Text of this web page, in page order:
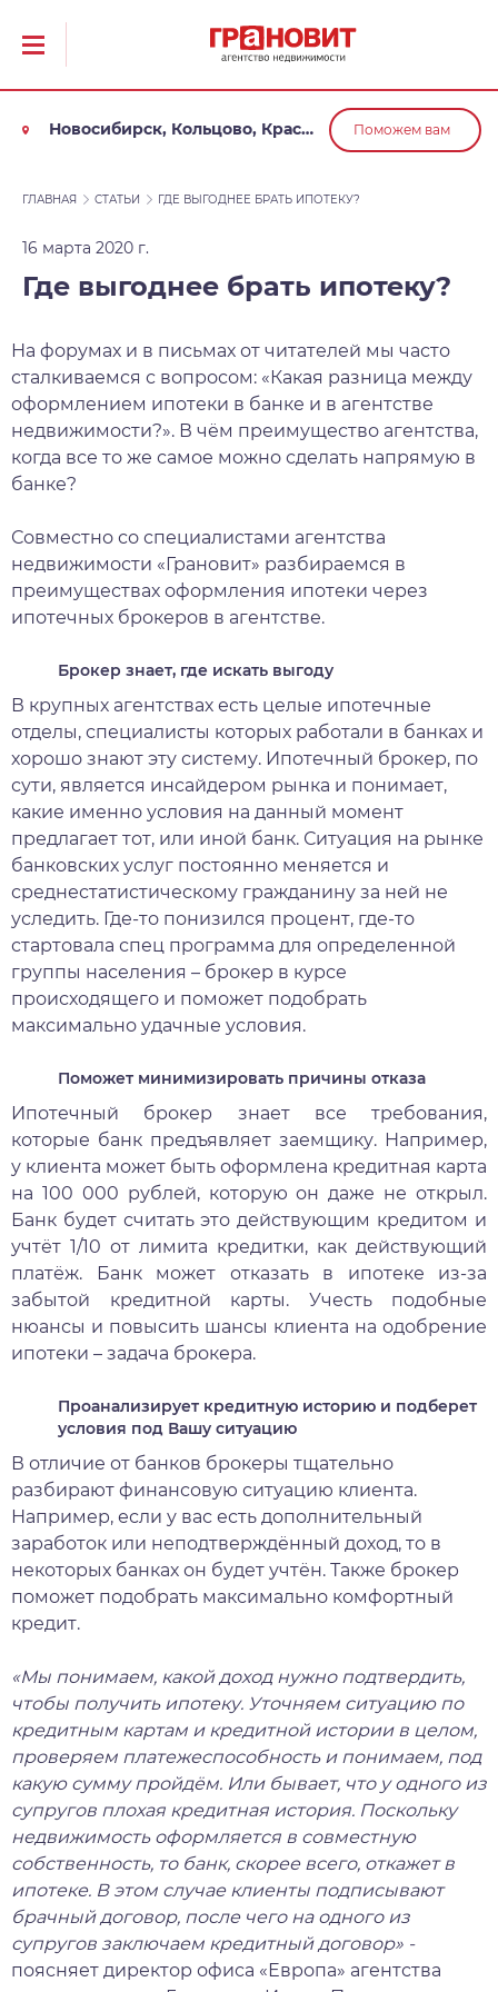
Новосибирск, Кольцово, Краснообск, Обь Поможем вам
ГЛАВНАЯ СТАТЬИ ГДЕ ВЫГОДНЕЕ БРАТЬ ИПОТЕКУ?
16 марта 2020 г.
Где выгоднее брать ипотеку?
На форумах и в письмах от читателей мы часто
сталкиваемся с вопросом: «Какая разница между
оформлением ипотеки в банке и в агентстве
недвижимости?». В чём преимущество агентства,
когда все то же самое можно сделать напрямую в
банке?
Совместно со специалистами агентства
недвижимости «Грановит» разбираемся в
преимуществах оформления ипотеки через
ипотечных брокеров в агентстве.
Брокер знает, где искать выгоду
В крупных агентствах есть целые ипотечные
отделы, специалисты которых работали в банках и
хорошо знают эту систему. Ипотечный брокер, по
сути, является инсайдером рынка и понимает,
какие именно условия на данный момент
предлагает тот, или иной банк. Ситуация на рынке
банковских услуг постоянно меняется и
среднестатистическому гражданину за ней не
уследить. Где-то понизился процент, где-то
стартовала спец программа для определенной
группы населения – брокер в курсе
происходящего и поможет подобрать
максимально удачные условия.
Поможет минимизировать причины отказа
Ипотечный брокер знает все требования,
которые банк предъявляет заемщику. Например,
у клиента может быть оформлена кредитная карта
на 100 000 рублей, которую он даже не открыл.
Банк будет считать это действующим кредитом и
учтёт 1/10 от лимита кредитки, как действующий
платёж. Банк может отказать в ипотеке из-за
забытой кредитной карты. Учесть подобные
нюансы и повысить шансы клиента на одобрение
ипотеки – задача брокера.
Проанализирует кредитную историю и подберет
условия под Вашу ситуацию
В отличие от банков брокеры тщательно
разбирают финансовую ситуацию клиента.
Например, если у вас есть дополнительный
заработок или неподтверждённый доход, то в
некоторых банках он будет учтён. Также брокер
поможет подобрать максимально комфортный
кредит.
«Мы понимаем, какой доход нужно подтвердить,
чтобы получить ипотеку. Уточняем ситуацию по
кредитным картам и кредитной истории в целом,
проверяем платежеспособность и понимаем, под
какую сумму пройдём. Или бывает, что у одного из
супругов плохая кредитная история. Поскольку
недвижимость оформляется в совместную
собственность, то банк, скорее всего, откажет в
ипотеке. В этом случае клиенты подписывают
брачный договор, после чего на одного из
супругов заключаем кредитный договор» -
поясняет директор офиса «Европа» агентства